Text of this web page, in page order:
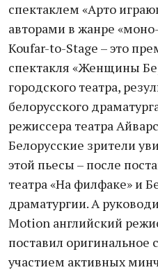
спектаклем «Арто
авторами в жанре
Koufar-to-Stage – это
спектакля «Женщины
городского театра,
белорусского
режиссера театра
Белорусские зрители
этой пьесы – после
театра «На филфаке» и
драматургии. А
Motion английский
поставил оригинальное
участием активных